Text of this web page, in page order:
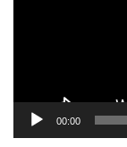
00:00